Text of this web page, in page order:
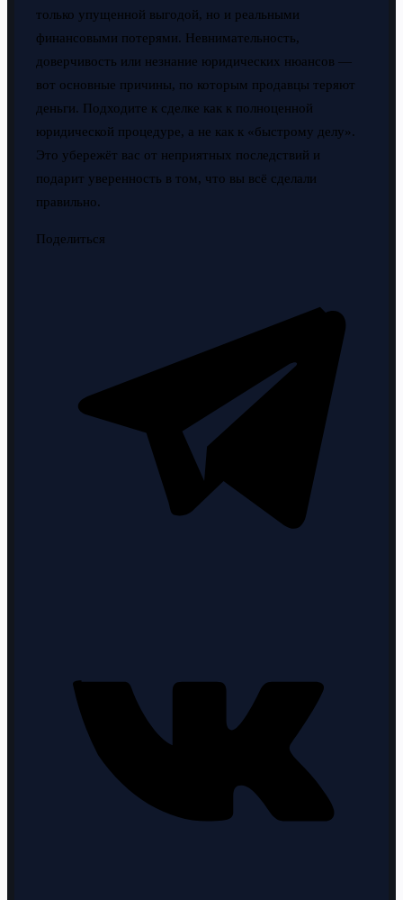
только упущенной выгодой, но и реальными
финансовыми потерями. Невнимательность,
доверчивость или незнание юридических нюансов —
вот основные причины, по которым продавцы теряют
деньги. Подходите к сделке как к полноценной
юридической процедуре, а не как к «быстрому делу».
Это убережёт вас от неприятных последствий и
подарит уверенность в том, что вы всё сделали
правильно.
Поделиться